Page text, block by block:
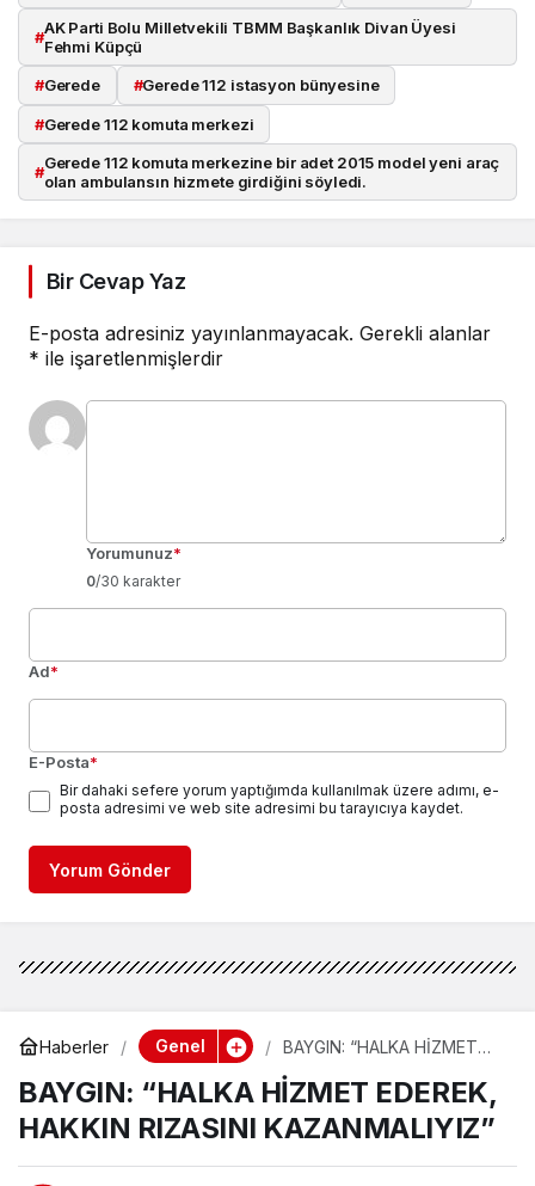
#AK Parti Bolu Milletvekili TBMM Başkanlık Divan Üyesi
Fehmi Küpçü
#Gerede #Gerede 112 istasyon bünyesine
#Gerede 112 komuta merkezi
#Gerede 112 komuta merkezine bir adet 2015 model yeni araç
olan ambulansın hizmete girdiğini söyledi.
Bir Cevap Yaz
E-posta adresiniz yayınlanmayacak. Gerekli alanlar
* ile işaretlenmişlerdir
Yorumunuz*
0/30 karakter
Ad*
E-Posta*
Bir dahaki sefere yorum yaptığımda kullanılmak üzere adımı, e-
posta adresimi ve web site adresimi bu tarayıcıya kaydet.
Yorum Gönder
Haberler Genel
BAYGIN: “HALKA HİZMET
KAZANMALIYIZ”
BAYGIN: “HALKA HİZMET EDEREK,
HAKKIN RIZASINI KAZANMALIYIZ”